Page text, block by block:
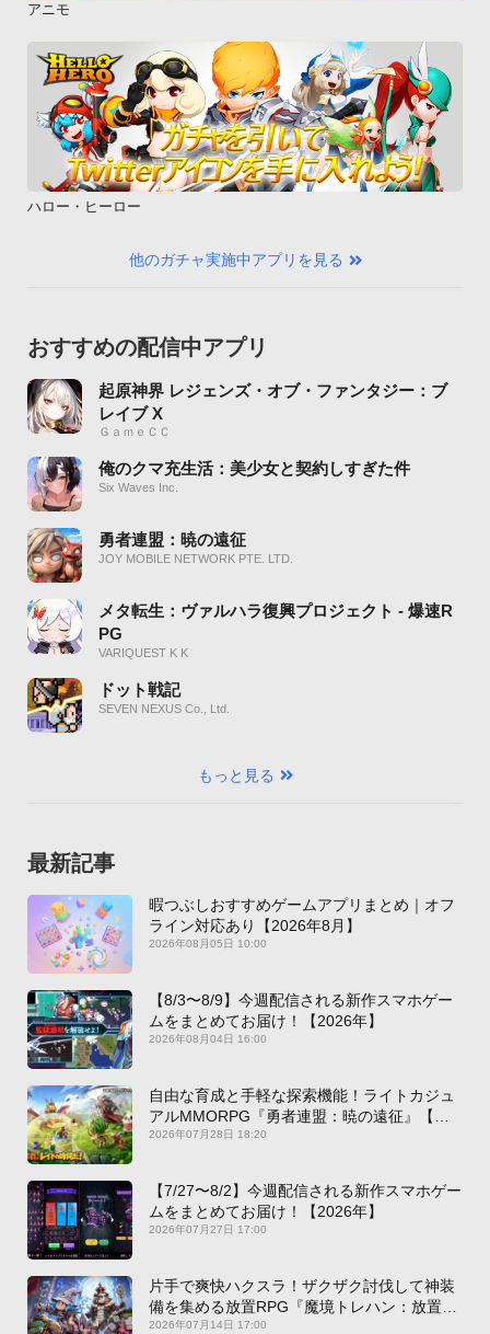
アニモ
ハロー・ヒーロー
他のガチャ実施中アプリを見る
おすすめの配信中アプリ
起原神界 レジェンズ・オブ・ファンタジー：ブ
レイブ X
ＧａｍｅＣＣ
俺のクマ充生活：美少女と契約しすぎた件
Six Waves Inc.
勇者連盟：暁の遠征
JOY MOBILE NETWORK PTE. LTD.
メタ転生：ヴァルハラ復興プロジェクト - 爆速R
PG
VARIQUEST K K
ドット戦記
SEVEN NEXUS Co., Ltd.
もっと見る
最新記事
暇つぶしおすすめゲームアプリまとめ｜オフ
ライン対応あり【2026年8月】
2026年08月05日 10:00
【8/3〜8/9】今週配信される新作スマホゲー
ムをまとめてお届け！【2026年】
2026年08月04日 16:00
自由な育成と手軽な探索機能！ライトカジュ
アルMMORPG『勇者連盟：暁の遠征』【最
新作PICKUP】
2026年07月28日 18:20
【7/27〜8/2】今週配信される新作スマホゲー
ムをまとめてお届け！【2026年】
2026年07月27日 17:00
片手で爽快ハクスラ！ザクザク討伐して神装
備を集める放置RPG『魔境トレハン：放置で
神装備』【最新作PICKUP】
2026年07月14日 17:00